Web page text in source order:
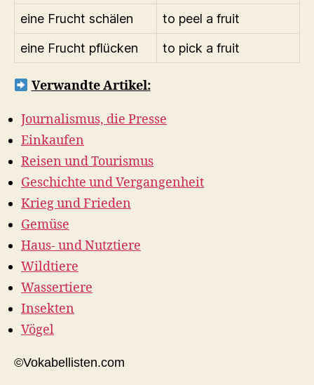
eine Frucht schälen
to peel a fruit
eine Frucht pflücken
to pick a fruit
Verwandte Artikel:
Journalismus, die Presse
Einkaufen
Reisen und Tourismus
Geschichte und Vergangenheit
Krieg und Frieden
Gemüse
Haus- und Nutztiere
Wildtiere
Wassertiere
Insekten
Vögel
©Vokabellisten.com